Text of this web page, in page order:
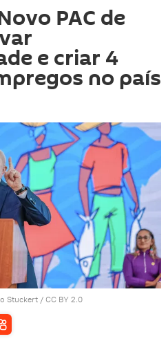
PAC de
e criar 4
no país
Stuckert / CC BY 2.0